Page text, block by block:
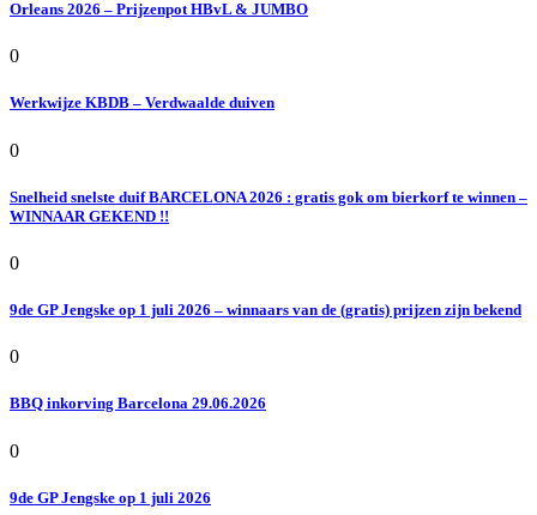
Orleans 2026 – Prijzenpot HBvL & JUMBO
0
Werkwijze KBDB – Verdwaalde duiven
0
Snelheid snelste duif BARCELONA 2026 : gratis gok om bierkorf te winnen –
WINNAAR GEKEND !!
0
9de GP Jengske op 1 juli 2026 – winnaars van de (gratis) prijzen zijn bekend
0
BBQ inkorving Barcelona 29.06.2026
0
9de GP Jengske op 1 juli 2026